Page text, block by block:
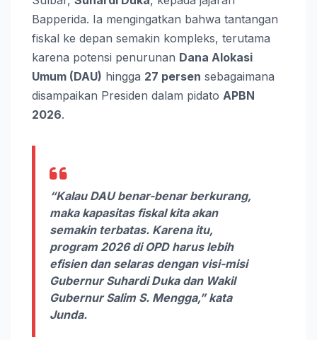
Bapperida. Ia mengingatkan bahwa tantangan
fiskal ke depan semakin kompleks, terutama
karena potensi penurunan Dana Alokasi
Umum (DAU) hingga 27 persen sebagaimana
disampaikan Presiden dalam pidato APBN
2026.
“Kalau DAU benar-benar berkurang,
maka kapasitas fiskal kita akan
semakin terbatas. Karena itu,
program 2026 di OPD harus lebih
efisien dan selaras dengan visi-misi
Gubernur Suhardi Duka dan Wakil
Gubernur Salim S. Mengga,” kata
Junda.